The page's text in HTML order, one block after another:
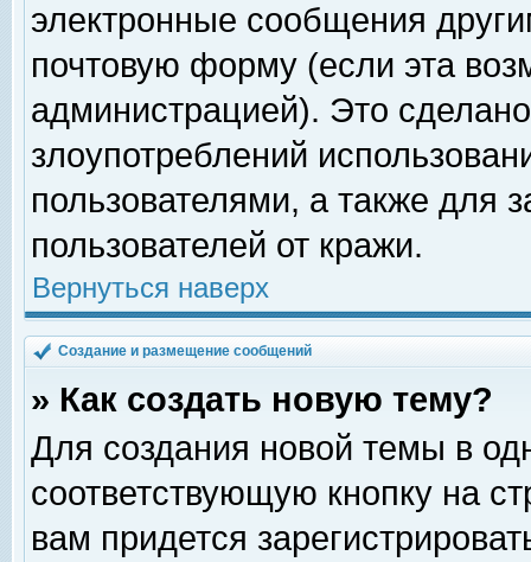
электронные сообщения
почтовую форму (если эта
администрацией). Это
злоупотреблений
пользователями, а также для
пользователей от кражи.
Вернуться наверх
Создание и размещение сообщений
» Как создать новую тему?
Для создания новой темы в
соответствующую кнопку на
вам придется